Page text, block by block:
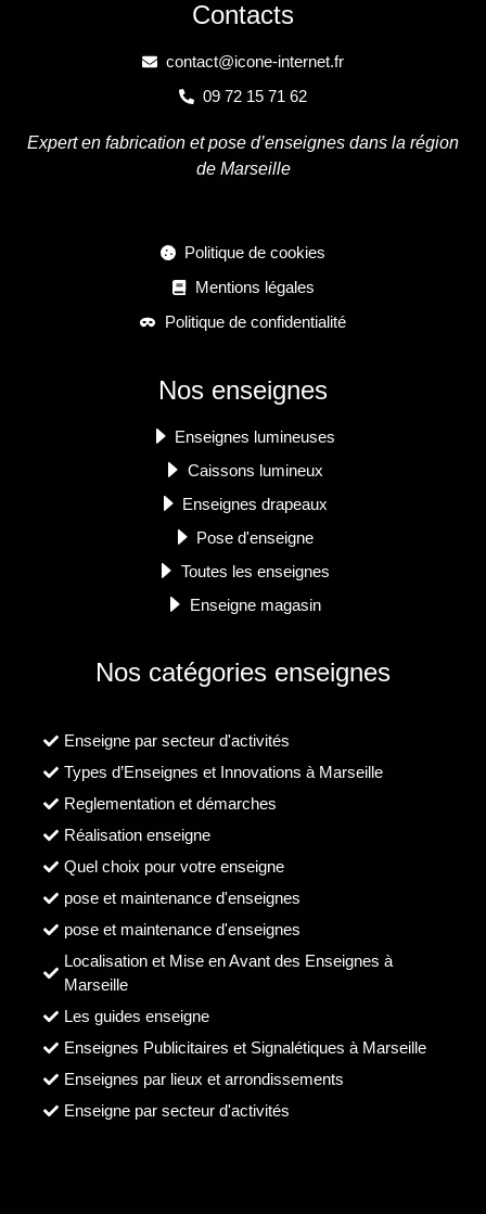
Contacts
contact@icone-internet.fr
09 72 15 71 62
Expert en fabrication et pose d’enseignes dans la région
de Marseille
Politique de cookies
Mentions légales
Politique de confidentialité
Nos enseignes
Enseignes lumineuses
Caissons lumineux
Enseignes drapeaux
Pose d'enseigne
Toutes les enseignes
Enseigne magasin
Nos catégories enseignes
Enseigne par secteur d'activités
Types d’Enseignes et Innovations à Marseille
Reglementation et démarches
Réalisation enseigne
Quel choix pour votre enseigne
pose et maintenance d'enseignes
pose et maintenance d'enseignes
Localisation et Mise en Avant des Enseignes à
Marseille
Les guides enseigne
Enseignes Publicitaires et Signalétiques à Marseille
Enseignes par lieux et arrondissements
Enseigne par secteur d'activités